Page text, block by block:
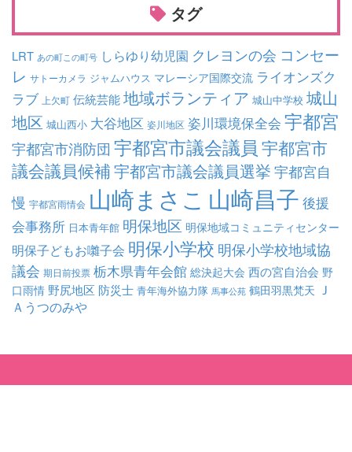
タグ
LRT あの町この町号 しらゆり幼児園 クレヨンの会 コンセー
レ サトーカメラ ジャムハウス マレーシア国際交流 ライオンズク
ラブ 上欠町 伝統芸能地域ボランティア 城山中学校 城山
地区 城山西小 大谷地区 姿川地区 姿川環境保全会 宇都宮
宇都宮市消防団 宇都宮市議会議員 宇都宮市
議会議員候補宇都宮市議会議員選挙 宇都宮自
慢 宇都宮雨情会 山崎まさこ 山崎昌子 後援
会事務所 日本青年館 明保地区 明保地域コミュニティセンター
明保子どもお囃子会 明保小学校 明保小学校地域協
議会 期日前投票 栃木県青年会館 総決起大会 西の宮自治会 野
口雨情 野尻地区 防災士 青年海外協力隊 馬事公苑 鶴田羽黒梵天
Ｊ
Ａうつのみや